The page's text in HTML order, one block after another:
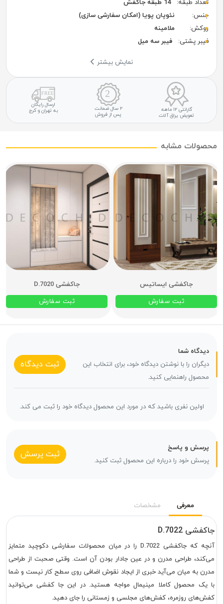
تعداد طبقه:
14 طبقه جاکفش
جنس:
نئوپان پویا (امکان سفارشی سازی)
روکش:
ملامینه
فیبر پشتی:
فیبر سه میل
نمایش بیشتر
گارانتی ۱۲ ماهه
تعویض یراق آلات
۲ سال ضمانت
پس از فروش
ارسال رایگان
به تهران و کرج
محصولات مشابه
جاکفشی ایساتیس
ثبت سفارش
جاکفشی D.7020
ثبت سفارش
دیدگاه شما
دیگران را با نوشتن دیدگاه خود، برای انتخاب این
محصول راهنمایی کنید.
ثبت دیدگاه
اولین نفری باشید که در مورد این محصول دیدگاه خود را ثبت می کند.
پرسش و پاسخ
پرسش خود را درباره این محصول ثبت کنید.
ثبت پرسش
معرفی مشخصات
جاکفشی D.7022
آنچه که جاکفشی D.7022 را در میان محصولات سفارشی دکوچید متمایز
می‌کند، طراحی مدرن و در عین جادار بودن آن است. وقتی صحبت از طراحی
مدرن به میان می‌آید خبری از ایجاد نقوش اضافی روی سطح کار نیست و شما
با یک محصول کاملا مینیمال مواجه هستید. در این جا کفشی می‌توانید
کفش‌های روزمره، کفش‌های مجلسی و زمستانی را جای دهید.